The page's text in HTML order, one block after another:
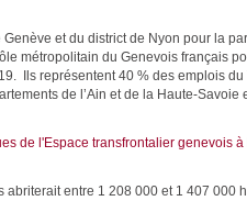
et du district de Nyon pour la
métropolitain du Genevois français
Ils représentent 40 % des emplois du
de l’Ain et de la Haute-Savoie
de l'Espace transfrontalier genevois
abriterait entre 1 208 000 et 1 407 000